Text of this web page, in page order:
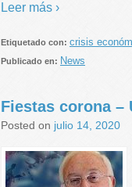
Leer más ›
Etiquetado con: crisis
Publicado en: News
Fiestas corona –
Posted on julio 14, 2020